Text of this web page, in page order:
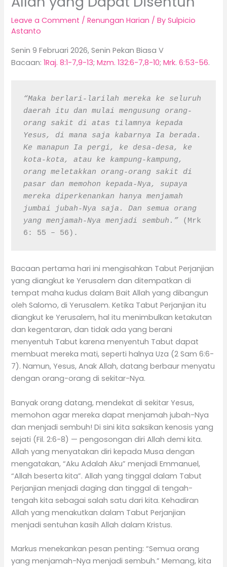
Leave a Comment /Renungan Harian / BySulpicio
Astanto
Senin 9 Februari 2026, Senin Pekan Biasa V
Bacaan:1Raj. 8:1-7,9-13;Mzm. 132:6-7,8-10;Mrk. 6:53-56.
“Maka berlari-larilah mereka ke seluruh
daerah itu dan mulai mengusung orang-
orang sakit di atas tilamnya kepada
Yesus, di mana saja kabarnya Ia berada.
Ke manapun Ia pergi, ke desa-desa, ke
kota-kota, atau ke kampung-kampung,
orang meletakkan orang-orang sakit di
pasar dan memohon kepada-Nya, supaya
mereka diperkenankan hanya menjamah
jumbai jubah-Nya saja. Dan semua orang
yang menjamah-Nya menjadi sembuh.”
(Mrk
6: 55 – 56).
Bacaan pertama hari ini mengisahkan Tabut Perjanjian
yang diangkut ke Yerusalem dan ditempatkan di
tempat maha kudus dalam Bait Allah yang dibangun
oleh Salomo, di Yerusalem. Ketika Tabut Perjanjian itu
diangkut ke Yerusalem, hal itu menimbulkan ketakutan
dan kegentaran, dan tidak ada yang berani
menyentuh Tabut karena menyentuh Tabut dapat
membuat mereka mati, seperti halnya Uza (2 Sam 6:6-
7). Namun, Yesus, Anak Allah, datang berbaur menyatu
dengan orang-orang di sekitar-Nya.
Banyak orang datang, mendekat di sekitar Yesus,
memohon agar mereka dapat menjamah jubah-Nya
dan menjadi sembuh! Di sini kita saksikan kenosis yang
sejati (Fil. 2:6-8) — pengosongan diri Allah demi kita.
Allah yang menyatakan diri kepada Musa dengan
mengatakan, “Aku Adalah Aku” menjadi Emmanuel,
“Allah beserta kita”. Allah yang tinggal dalam Tabut
Perjanjian menjadi daging dan tinggal di tengah-
tengah kita sebagai salah satu dari kita. Kehadiran
Allah yang menakutkan dalam Tabut Perjanjian
menjadi sentuhan kasih Allah dalam Kristus.
Markus menekankan pesan penting: “Semua orang
yang menjamah-Nya menjadi sembuh.” Memang, kita